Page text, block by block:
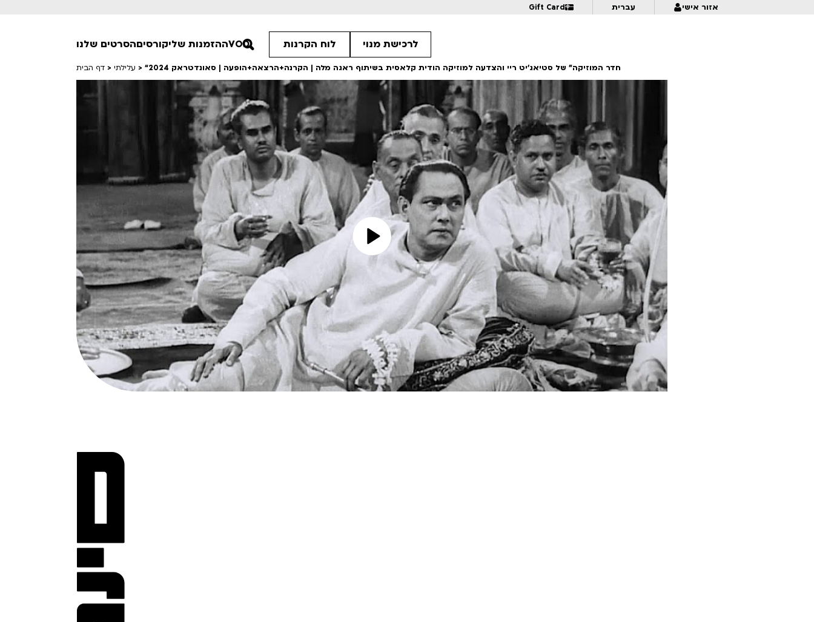
Gift Card עברית אזור אישי
הסרטים שלנו
לפי ימים
מחווה לקוונטין טרנטינו
Details
מחווה לקוונטין טרנטינו
Details
קורסיםההזמנות שליVOD לוח הקרנות לרכישת מנוי
דף הבית > עלילתי > “חדר המוזיקה” של סטיאג’יט ריי והצדעה למוזיקה הודית קלאסית בשיתוף ראגה מלה | הקרנה+הרצאה+הופעה | סאונדטראק 2024